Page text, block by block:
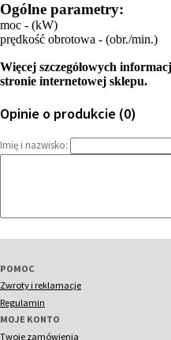
Ogólne parametry:
moc - (kW)
prędkość obrotowa - (obr./min.)
Więcej szczegółowych
stronie internetowej sklepu.
Opinie o produkcie (0)
Imię i nazwisko:
POMOC
Zwroty i reklamacje
Regulamin
MOJE KONTO
Twoje zamówienia